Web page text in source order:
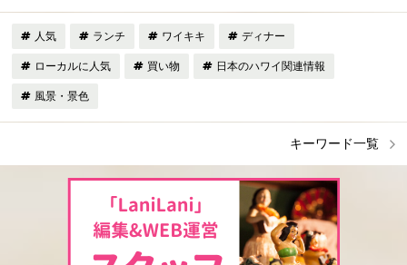
人気 ランチ ワイキキ ディナー
ローカルに人気 買い物 日本のハワイ関連情報
風景・景色
キーワード一覧